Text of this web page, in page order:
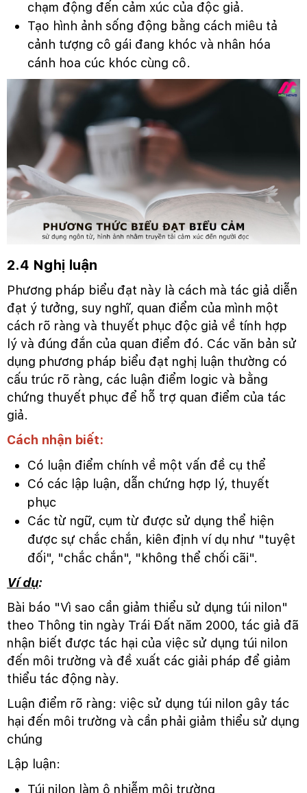
chạm động đến cảm xúc của độc giả.
Tạo hình ảnh sống động bằng cách miêu tả
cảnh tượng cô gái đang khóc và nhân hóa
cánh hoa cúc khóc cùng cô.
2.4 Nghị luận
Phương pháp biểu đạt này là cách mà tác giả diễn
đạt ý tưởng, suy nghĩ, quan điểm của mình một
cách rõ ràng và thuyết phục độc giả về tính hợp
lý và đúng đắn của quan điểm đó. Các văn bản sử
dụng phương pháp biểu đạt nghị luận thường có
cấu trúc rõ ràng, các luận điểm logic và bằng
chứng thuyết phục để hỗ trợ quan điểm của tác
giả.
Cách nhận biết:
Có luận điểm chính về một vấn đề cụ thể
Có các lập luận, dẫn chứng hợp lý, thuyết
phục
Các từ ngữ, cụm từ được sử dụng thể hiện
được sự chắc chắn, kiên định ví dụ như "tuyệt
đối", "chắc chắn", "không thể chối cãi".
Ví dụ:
Bài báo "Vì sao cần giảm thiểu sử dụng túi nilon"
theo Thông tin ngày Trái Đất năm 2000, tác giả đã
nhận biết được tác hại của việc sử dụng túi nilon
đến môi trường và đề xuất các giải pháp để giảm
thiểu tác động này.
Luận điểm rõ ràng: việc sử dụng túi nilon gây tác
hại đến môi trường và cần phải giảm thiểu sử dụng
chúng
Lập luận:
Túi nilon làm ô nhiễm môi trường